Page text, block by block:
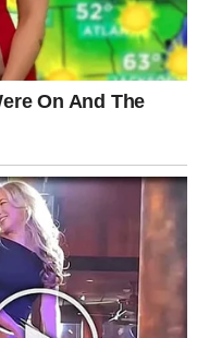
gušio. Možda si
te nije cenio. Možda
I iako si spolja
teško. Jer Ovan je
kada je bio
moraš da se boriš za